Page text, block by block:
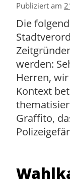
Publiziert am
Die
werden:
Herren,
Kontext
Graffito,